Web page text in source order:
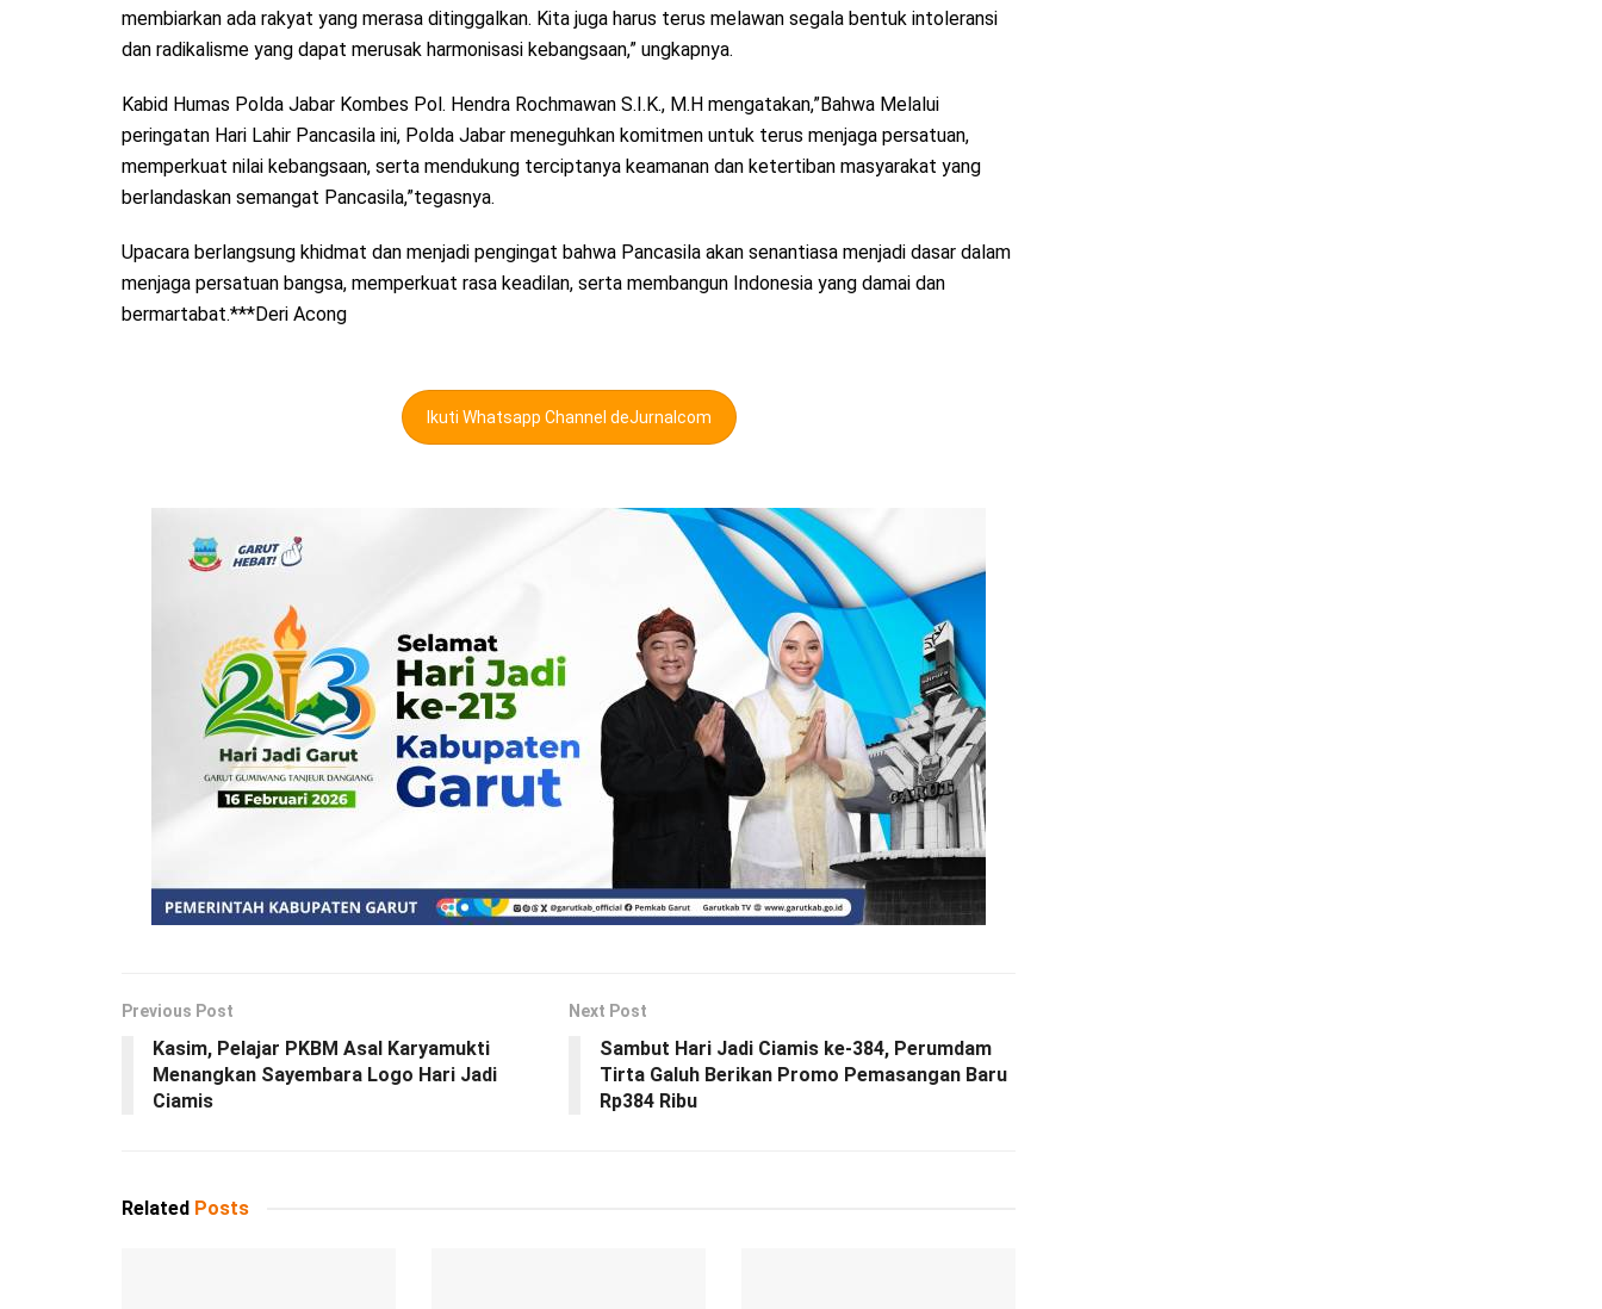
membiarkan ada rakyat yang merasa ditinggalkan. Kita juga harus terus melawan segala bentuk intoleransi
dan radikalisme yang dapat merusak harmonisasi kebangsaan,” ungkapnya.
Kabid Humas Polda Jabar Kombes Pol. Hendra Rochmawan S.I.K., M.H mengatakan,”Bahwa Melalui
peringatan Hari Lahir Pancasila ini, Polda Jabar meneguhkan komitmen untuk terus menjaga persatuan,
memperkuat nilai kebangsaan, serta mendukung terciptanya keamanan dan ketertiban masyarakat yang
berlandaskan semangat Pancasila,”tegasnya.
Upacara berlangsung khidmat dan menjadi pengingat bahwa Pancasila akan senantiasa menjadi dasar dalam
menjaga persatuan bangsa, memperkuat rasa keadilan, serta membangun Indonesia yang damai dan
bermartabat.***Deri Acong
Ikuti Whatsapp Channel deJurnalcom
Previous Post
Kasim, Pelajar PKBM Asal Karyamukti
Menangkan Sayembara Logo Hari Jadi
Ciamis
Next Post
Sambut Hari Jadi Ciamis ke-384, Perumdam
Tirta Galuh Berikan Promo Pemasangan Baru
Rp384 Ribu
Related Posts